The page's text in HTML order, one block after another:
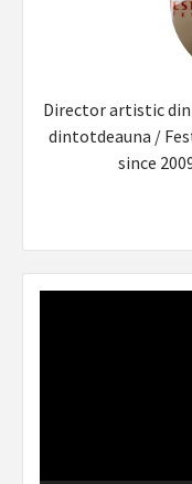
Director artistic
dintotdeauna /
since